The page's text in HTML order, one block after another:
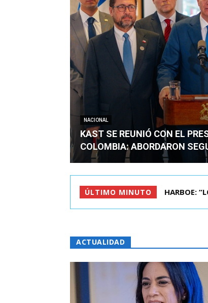
NACIONAL
KAST SE REUNIÓ CON EL
COLOMBIA: ABORDARON
ÚLTIMO MINUTO
ACTUALIDAD